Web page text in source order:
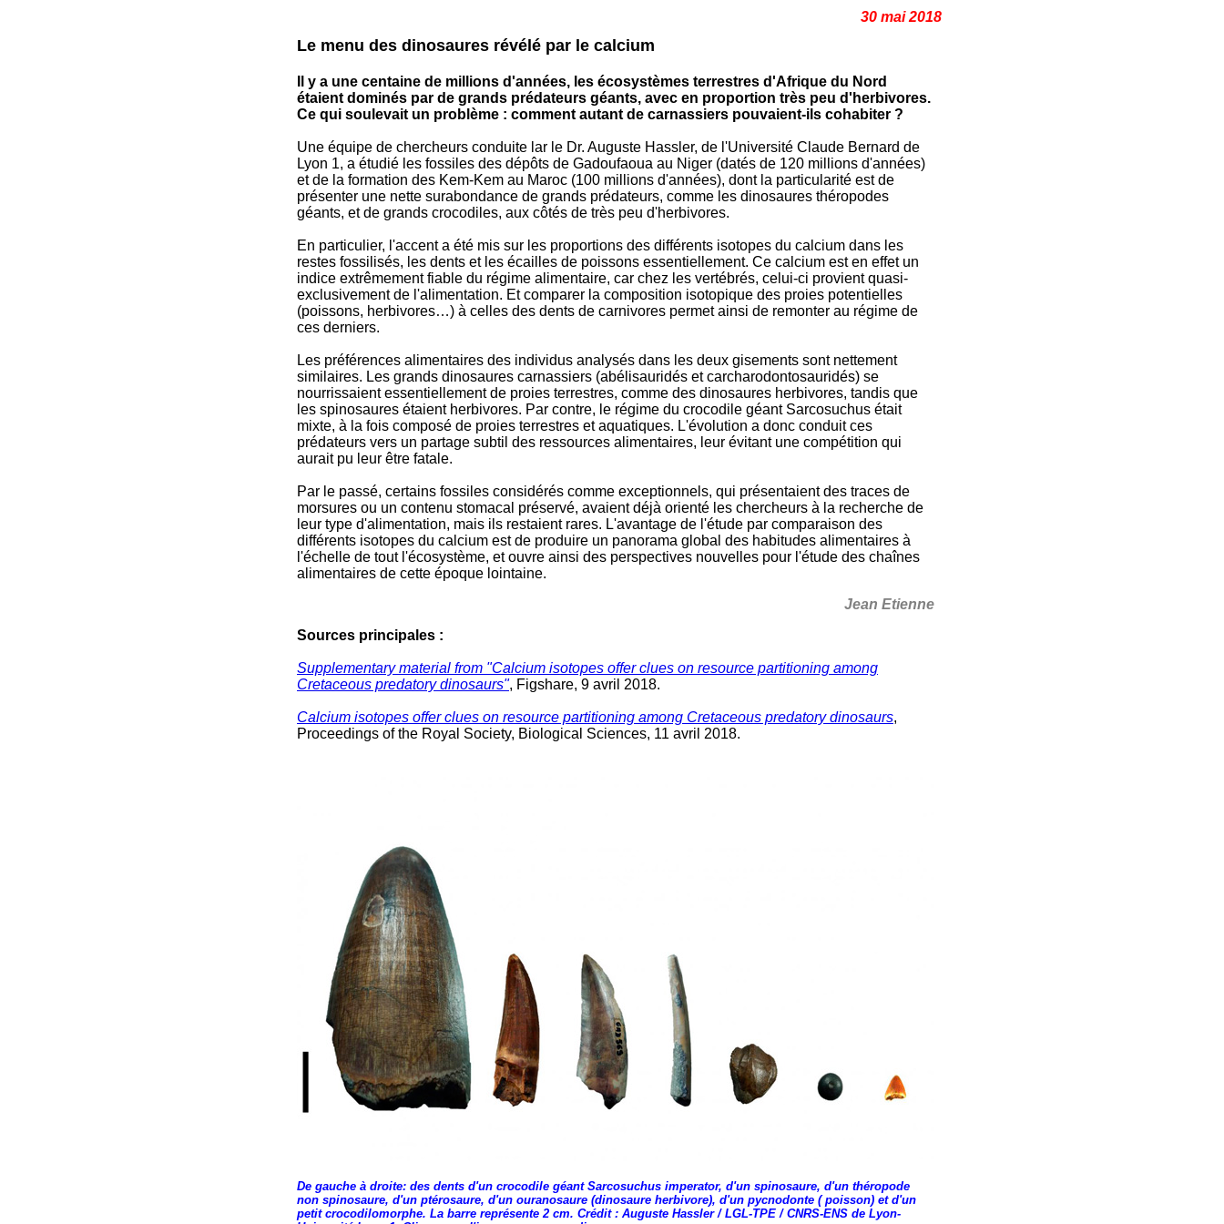
30 mai 2018
Le menu des dinosaures révélé par le calcium
Il y a une centaine de millions d'années, les écosystèmes terrestres d'Afrique du Nord
étaient dominés par de grands prédateurs géants, avec en proportion très peu d'herbivores.
Ce qui soulevait un problème : comment autant de carnassiers pouvaient-ils cohabiter ?
Une équipe de chercheurs conduite lar le Dr. Auguste Hassler, de l'Université Claude Bernard de
Lyon 1, a étudié les fossiles des dépôts de Gadoufaoua au Niger (datés de 120 millions d'années)
et de la formation des Kem-Kem au Maroc (100 millions d'années), dont la particularité est de
présenter une nette surabondance de grands prédateurs, comme les dinosaures théropodes
géants, et de grands crocodiles, aux côtés de très peu d'herbivores.
En particulier, l'accent a été mis sur les proportions des différents isotopes du calcium dans les
restes fossilisés, les dents et les écailles de poissons essentiellement. Ce calcium est en effet un
indice extrêmement fiable du régime alimentaire, car chez les vertébrés, celui-ci provient quasi-
exclusivement de l'alimentation. Et comparer la composition isotopique des proies potentielles
(poissons, herbivores…) à celles des dents de carnivores permet ainsi de remonter au régime de
ces derniers.
Les préférences alimentaires des individus analysés dans les deux gisements sont nettement
similaires. Les grands dinosaures carnassiers (abélisauridés et carcharodontosauridés) se
nourrissaient essentiellement de proies terrestres, comme des dinosaures herbivores, tandis que
les spinosaures étaient herbivores. Par contre, le régime du crocodile géant Sarcosuchus était
mixte, à la fois composé de proies terrestres et aquatiques. L'évolution a donc conduit ces
prédateurs vers un partage subtil des ressources alimentaires, leur évitant une compétition qui
aurait pu leur être fatale.
Par le passé, certains fossiles considérés comme exceptionnels, qui présentaient des traces de
morsures ou un contenu stomacal préservé, avaient déjà orienté les chercheurs à la recherche de
leur type d'alimentation, mais ils restaient rares. L'avantage de l'étude par comparaison des
différents isotopes du calcium est de produire un panorama global des habitudes alimentaires à
l'échelle de tout l'écosystème, et ouvre ainsi des perspectives nouvelles pour l'étude des chaînes
alimentaires de cette époque lointaine.
Jean Etienne
Sources principales :
Supplementary material from "Calcium isotopes offer clues on resource partitioning among
Cretaceous predatory dinosaurs", Figshare, 9 avril 2018.
Calcium isotopes offer clues on resource partitioning among Cretaceous predatory dinosaurs,
Proceedings of the Royal Society, Biological Sciences, 11 avril 2018.
De gauche à droite: des dents d'un crocodile géant Sarcosuchus imperator, d'un spinosaure, d'un théropode
non spinosaure, d'un ptérosaure, d'un ouranosaure (dinosaure herbivore), d'un pycnodonte ( poisson) et d'un
petit crocodilomorphe. La barre représente 2 cm. Crédit : Auguste Hassler / LGL-TPE / CNRS-ENS de Lyon-